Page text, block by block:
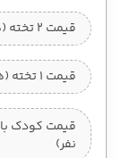
قیمت 2 تخته (هرنفر)
قیمت 1 تخته (هرنفر)
قیمت کودک
نفر)